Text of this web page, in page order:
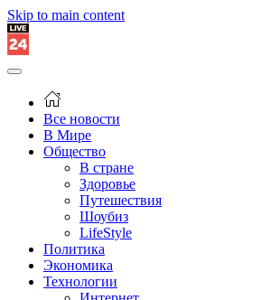
Skip to main content
Все новости
В Мире
Общество
В стране
Здоровье
Путешествия
Шоубиз
LifeStyle
Политика
Экономика
Технологии